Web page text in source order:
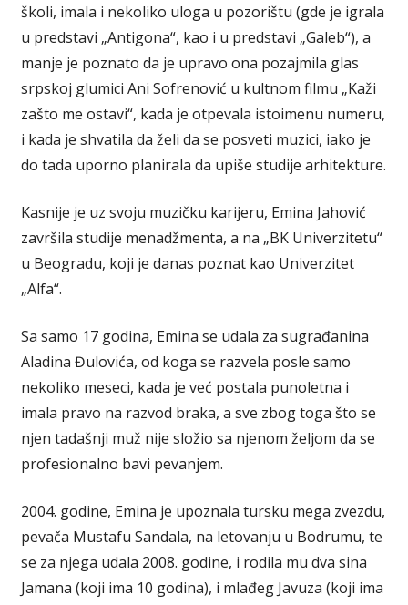
školi, imala i nekoliko uloga u pozorištu (gde je igrala
u predstavi „Antigona“, kao i u predstavi „Galeb“), a
manje je poznato da je upravo ona pozajmila glas
srpskoj glumici Ani Sofrenović u kultnom filmu „Kaži
zašto me ostavi“, kada je otpevala istoimenu numeru,
i kada je shvatila da želi da se posveti muzici, iako je
do tada uporno planirala da upiše studije arhitekture.
Kasnije je uz svoju muzičku karijeru, Emina Jahović
završila studije menadžmenta, a na „BK Univerzitetu“
u Beogradu, koji je danas poznat kao Univerzitet
„Alfa“.
Sa samo 17 godina, Emina se udala za sugrađanina
Aladina Đulovića, od koga se razvela posle samo
nekoliko meseci, kada je već postala punoletna i
imala pravo na razvod braka, a sve zbog toga što se
njen tadašnji muž nije složio sa njenom željom da se
profesionalno bavi pevanjem.
2004. godine, Emina je upoznala tursku mega zvezdu,
pevača Mustafu Sandala, na letovanju u Bodrumu, te
se za njega udala 2008. godine, i rodila mu dva sina
Jamana (koji ima 10 godina), i mlađeg Javuza (koji ima